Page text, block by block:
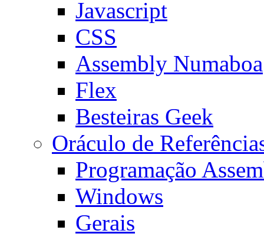
Javascript
CSS
Assembly Numaboa
Flex
Besteiras Geek
Oráculo de
Programação
Windows
Gerais